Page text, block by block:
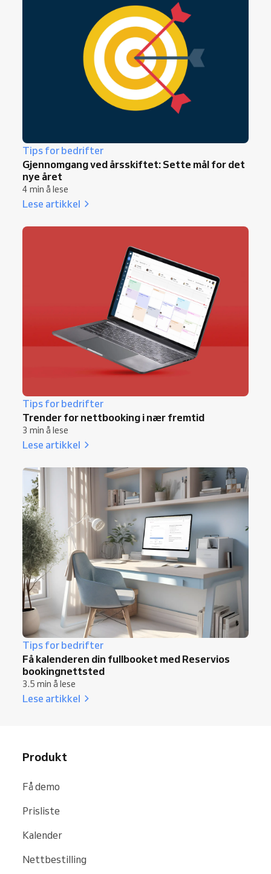
Tips for bedrifter
Gjennomgang ved årsskiftet: Sette mål for det
nye året
4 min å lese
Lese artikkel
Tips for bedrifter
Trender for nettbooking i nær fremtid
3 min å lese
Lese artikkel
Tips for bedrifter
Få kalenderen din fullbooket med Reservios
bookingnettsted
3.5 min å lese
Lese artikkel
Produkt
Få demo
Prisliste
Kalender
Nettbestilling